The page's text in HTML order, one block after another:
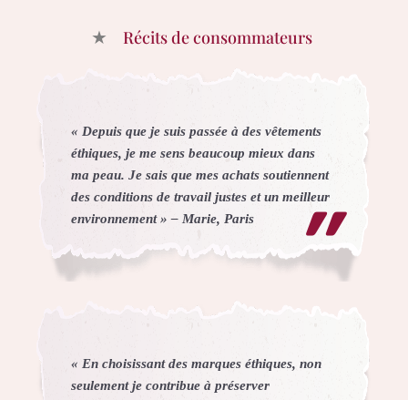
Récits de consommateurs
« Depuis que je suis passée à des vêtements
éthiques, je me sens beaucoup mieux dans
ma peau. Je sais que mes achats soutiennent
des conditions de travail justes et un meilleur
environnement » – Marie, Paris
« En choisissant des marques éthiques, non
seulement je contribue à préserver